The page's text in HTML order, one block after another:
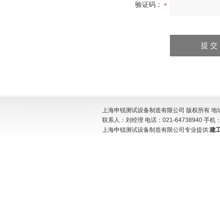
验证码：
上海申锐测试设备制造有限公司 版权所有
联系人：刘经理 电话：021-64738940 手
上海申锐测试设备制造有限公司专业提供:建